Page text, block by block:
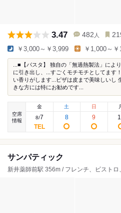
3.47 482 人
￥3,000～￥3,999 ￥1,000～
...■【パスタ】 独自の「無過熱製法」により
に引き出し、...すごくモチモチとしてます
い香りがします...ピザは皮まで美味しいし
きな方には特にお勧めです...
空席
情報
金
8/7
土
8
日
9
サンパティック
新井薬師前駅 356m / フレンチ、ビストロ